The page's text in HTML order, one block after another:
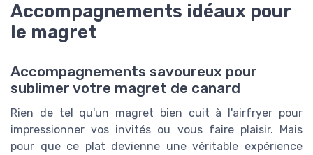
Accompagnements idéaux pour
le magret
Accompagnements savoureux pour
sublimer votre magret de canard
Rien de tel qu'un magret bien cuit à l'airfryer pour
impressionner vos invités ou vous faire plaisir. Mais
pour que ce plat devienne une véritable expérience